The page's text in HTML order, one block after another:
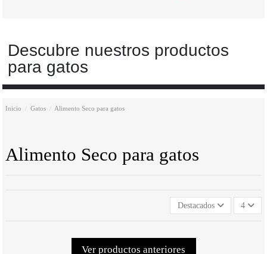
Descubre nuestros productos
para gatos
Inicio Gatos Alimento Seco para gatos
Alimento Seco para gatos
Destacados 4
Ver productos anteriores